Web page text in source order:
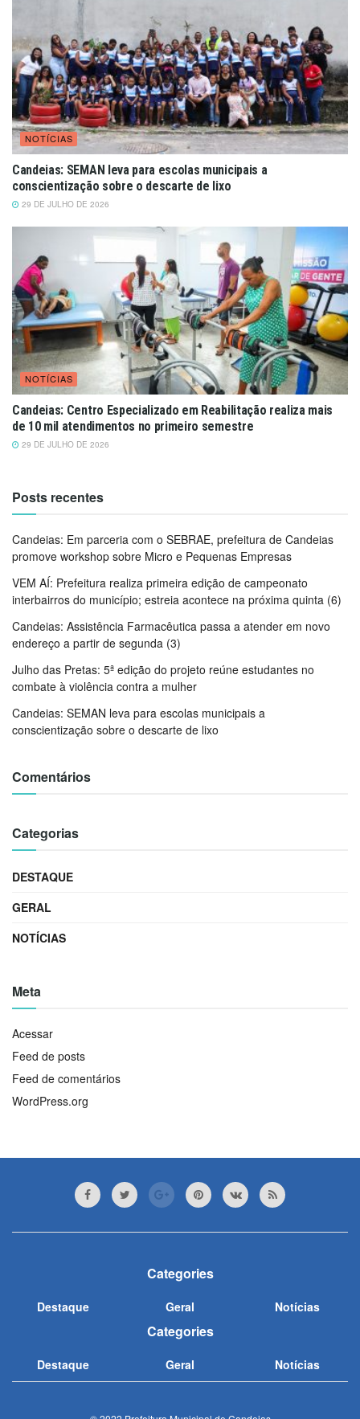
NOTÍCIAS
Candeias: SEMAN leva para escolas municipais a
conscientização sobre o descarte de lixo
29 DE JULHO DE 2026
NOTÍCIAS
Candeias: Centro Especializado em Reabilitação realiza mais
de 10 mil atendimentos no primeiro semestre
29 DE JULHO DE 2026
Posts recentes
Candeias: Em parceria com o SEBRAE, prefeitura de Candeias
promove workshop sobre Micro e Pequenas Empresas
VEM AÍ: Prefeitura realiza primeira edição de campeonato
interbairros do município; estreia acontece na próxima quinta (6)
Candeias: Assistência Farmacêutica passa a atender em novo
endereço a partir de segunda (3)
Julho das Pretas: 5ª edição do projeto reúne estudantes no
combate à violência contra a mulher
Candeias: SEMAN leva para escolas municipais a
conscientização sobre o descarte de lixo
Comentários
Categorias
DESTAQUE
GERAL
NOTÍCIAS
Meta
Acessar
Feed de posts
Feed de comentários
WordPress.org
Categories
Destaque Geral Notícias
Categories
Destaque Geral Notícias